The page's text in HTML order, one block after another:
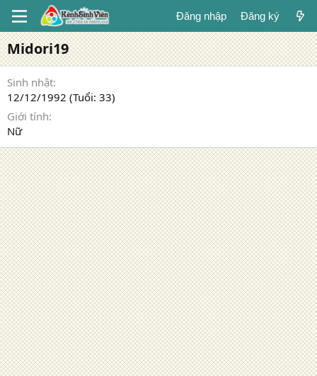
Đăng nhập Đăng ký
Midori19
Sinh nhật
12/12/1992 (Tuổi: 33)
Giới tính
Nữ